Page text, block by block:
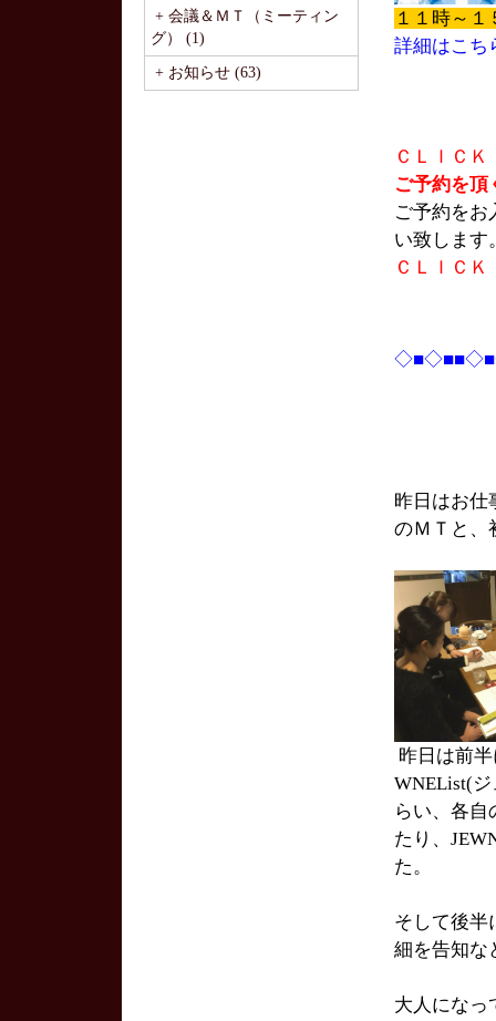
+ 会議＆ＭＴ（ミーティン
グ） (1)
+ お知らせ (63)
１１時～
詳細はこち
ＣＬＩＣＫ
ご予約を頂
ご予約をお
い致します
ＣＬＩＣＫ
昨日はお仕
のＭＴと、
昨日は前
WNEList(
らい、各
たり、
た。
そして後半
細を告知な
大人になっ